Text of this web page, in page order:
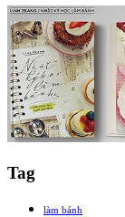
Tag
làm bánh